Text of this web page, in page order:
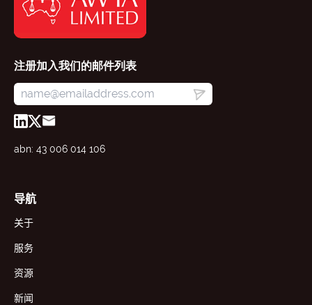
注册加入我们的邮件列表
abn: 43 006 014 106
导航
关于
服务
资源
新闻